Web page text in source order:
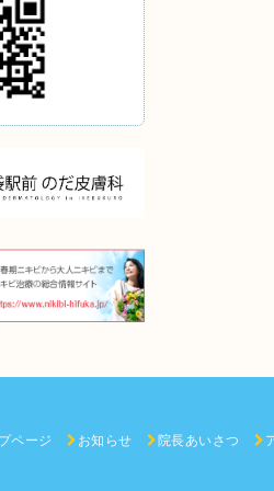
ページ お知らせ 院長あいさつ